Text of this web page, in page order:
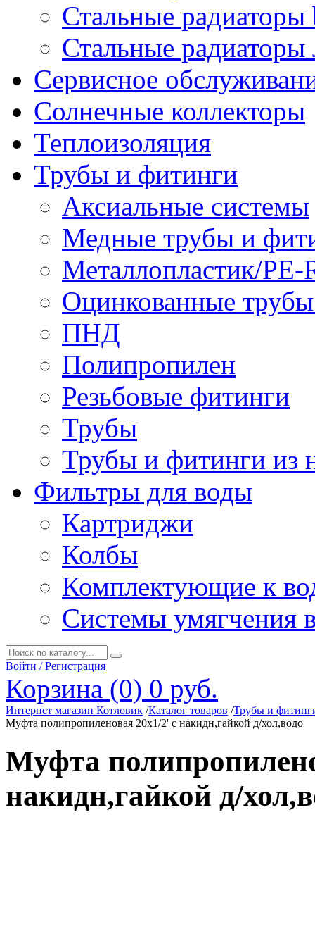
Стальные радиаторы
Стальные радиаторы
Сервисное
Солнечные коллекторы
Теплоизоляция
Трубы и фитинги
Аксиальные системы
Медные трубы и
Металлопластик/
Оцинкованные
ПНД
Полипропилен
Резьбовые фитинги
Трубы
Трубы и фитинги из
Фильтры для воды
Картриджи
Колбы
Комплектующие к
Системы умягчения
Войти / Регистрация
Корзина (0) 0 руб.
Интернет магазин Котловик /Каталог товаров /Трубы и
Муфта полипропиленовая 20х1/2' с накидн,гайкой д/хол,водо
Муфта
накидн,гайкой д/